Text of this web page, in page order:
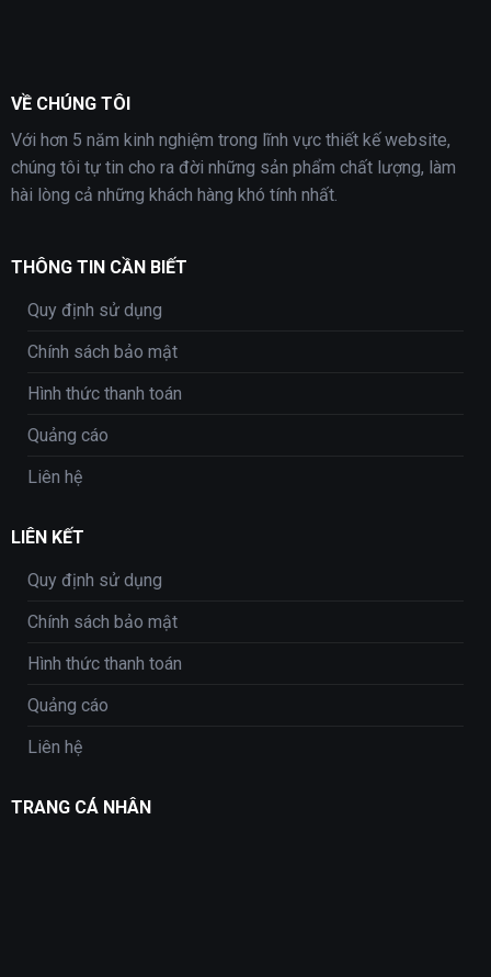
VỀ CHÚNG TÔI
Với hơn 5 năm kinh nghiệm trong lĩnh vực thiết kế website,
chúng tôi tự tin cho ra đời những sản phẩm chất lượng, làm
hài lòng cả những khách hàng khó tính nhất.
THÔNG TIN CẦN BIẾT
Quy định sử dụng
Chính sách bảo mật
Hình thức thanh toán
Quảng cáo
Liên hệ
LIÊN KẾT
Quy định sử dụng
Chính sách bảo mật
Hình thức thanh toán
Quảng cáo
Liên hệ
TRANG CÁ NHÂN